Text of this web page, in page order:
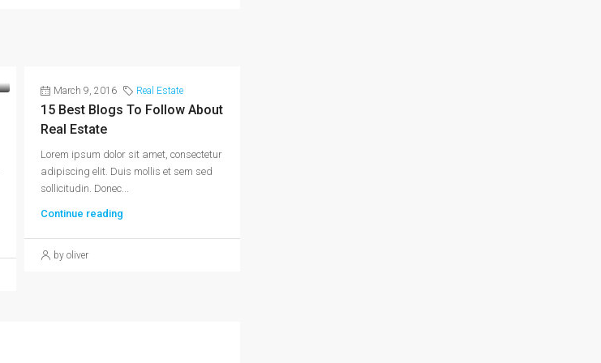
March 9, 2016 Real Estate
15 Best Blogs To Follow About
Real Estate
Lorem ipsum dolor sit amet, consectetur
adipiscing elit. Duis mollis et sem sed
sollicitudin. Donec...
Continue reading
by oliver